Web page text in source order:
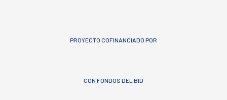
PROYECTO COFINANCIADO POR
CON FONDOS DEL BID